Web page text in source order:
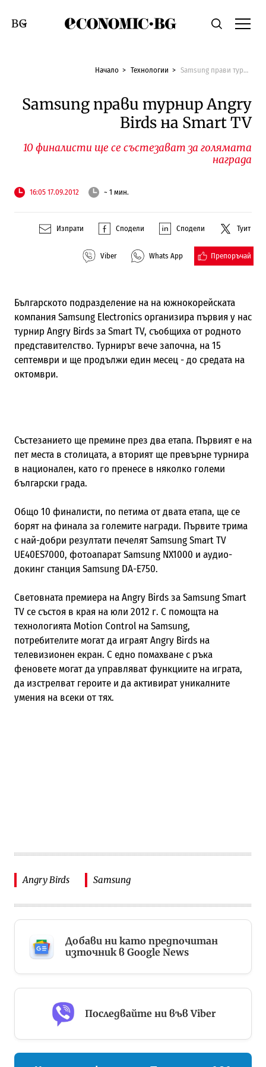
Economic.bgТърсене
Смяна на език
Начало Технологии Samsung прави турнир Angry Birds на Smart TV
Samsung прави турнир Angry
Birds на Smart TV
10 финалисти ще се състезават за голямата
награда
16:05 17.09.2012 ~ 1 мин.
Изпрати Сподели Сподели Туит
Viber Whats App Препоръчай
Българското подразделение на на южнокорейската
компания Samsung Electronics организира първия у нас
турнир Angry Birds за Smart TV, съобщиха от родното
представителство. Турнирът вече започна, на 15
септември и ще продължи един месец - до средата на
октомври.
Състезанието ще премине през два етапа. Първият е на
пет места в столицата, а вторият ще превърне турнира
в национален, като го пренесе в няколко големи
български града.
Общо 10 финалисти, по петима от двата етапа, ще се
борят на финала за големите награди. Първите трима
с най-добри резултати печелят Samsung Smart TV
UE40ES7000, фотоапарат Samsung NX1000 и аудио-
докинг станция Samsung DA-E750.
Световната премиера на Angry Birds за Samsung Smart
TV се състоя в края на юли 2012 г. С помощта на
технологията Motion Control на Samsung,
потребителите могат да играят Angry Birds на
телевизионен екран. С едно помахване с ръка
феновете могат да управляват функциите на играта,
да изстрелват героите и да активират уникалните
умения на всеки от тях.
Angry Birds Samsung
Добави ни като предпочитан
източник в Google News
Последвайте ни във Viber